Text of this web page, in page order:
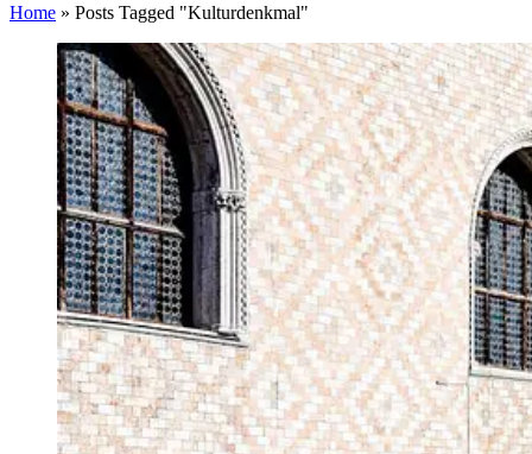
Home » Posts Tagged "Kulturdenkmal"